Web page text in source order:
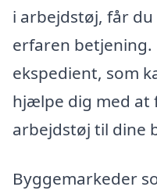
i arbejdstøj, får
erfaren
ekspedient, som
hjælpe dig med at
arbejdstøj til dine
Byggemarkeder